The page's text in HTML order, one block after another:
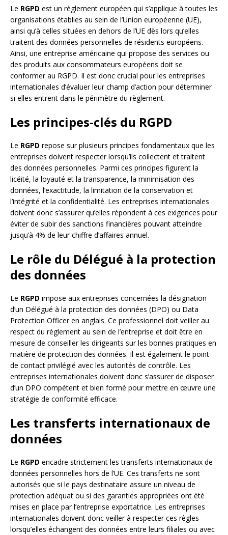
Le RGPD est un règlement européen qui s’applique à toutes les
organisations établies au sein de l’Union européenne (UE),
ainsi qu’à celles situées en dehors de l’UE dès lors qu’elles
traitent des données personnelles de résidents européens.
Ainsi, une entreprise américaine qui propose des services ou
des produits aux consommateurs européens doit se
conformer au RGPD. Il est donc crucial pour les entreprises
internationales d’évaluer leur champ d’action pour déterminer
si elles entrent dans le périmètre du règlement.
Les principes-clés du RGPD
Le RGPD repose sur plusieurs principes fondamentaux que les
entreprises doivent respecter lorsqu’ils collectent et traitent
des données personnelles. Parmi ces principes figurent la
licéité, la loyauté et la transparence, la minimisation des
données, l’exactitude, la limitation de la conservation et
l’intégrité et la confidentialité. Les entreprises internationales
doivent donc s’assurer qu’elles répondent à ces exigences pour
éviter de subir des sanctions financières pouvant atteindre
jusqu’à 4% de leur chiffre d’affaires annuel.
Le rôle du Délégué à la protection
des données
Le RGPD impose aux entreprises concernées la désignation
d’un Délégué à la protection des données (DPO) ou Data
Protection Officer en anglais. Ce professionnel doit veiller au
respect du règlement au sein de l’entreprise et doit être en
mesure de conseiller les dirigeants sur les bonnes pratiques en
matière de protection des données. Il est également le point
de contact privilégié avec les autorités de contrôle. Les
entreprises internationales doivent donc s’assurer de disposer
d’un DPO compétent et bien formé pour mettre en œuvre une
stratégie de conformité efficace.
Les transferts internationaux de
données
Le RGPD encadre strictement les transferts internationaux de
données personnelles hors de l’UE. Ces transferts ne sont
autorisés que si le pays destinataire assure un niveau de
protection adéquat ou si des garanties appropriées ont été
mises en place par l’entreprise exportatrice. Les entreprises
internationales doivent donc veiller à respecter ces règles
lorsqu’elles échangent des données entre leurs filiales ou avec